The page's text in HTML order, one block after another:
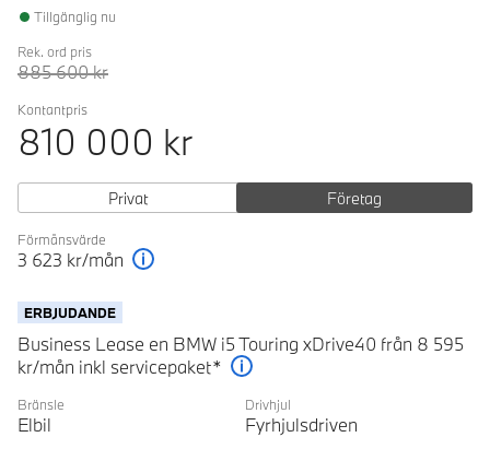
Tillgänglig nu
Rek. ord pris
885 600kr
Kontantpris
810 000 kr
Privat Företag
Förmånsvärde
3 623 kr/mån
ERBJUDANDE
Business Lease en BMW i5 Touring xDrive40 från 8 595
kr/mån inkl servicepaket*
Bränsle
Elbil
Drivhjul
Fyrhjulsdriven